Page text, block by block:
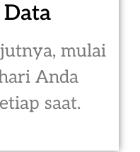
mulai
Anda
saat.